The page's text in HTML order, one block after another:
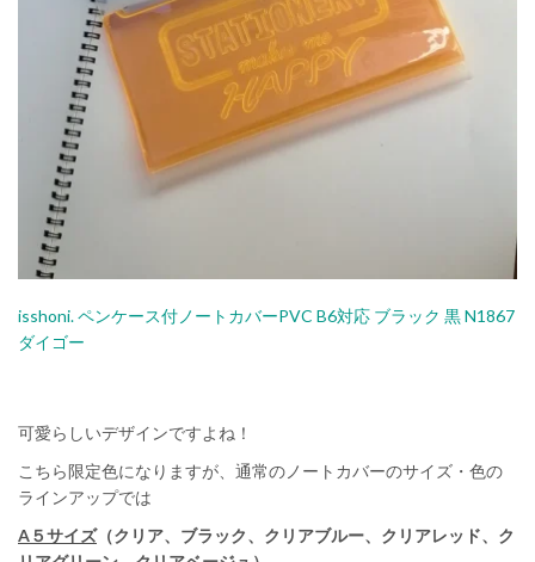
isshoni. ペンケース付ノートカバーPVC B6対応 ブラック 黒 N1867
ダイゴー
可愛らしいデザインですよね！
こちら限定色になりますが、通常のノートカバーのサイズ・色の
ラインアップでは
A５サイズ（クリア、ブラック、クリアブルー、クリアレッド、ク